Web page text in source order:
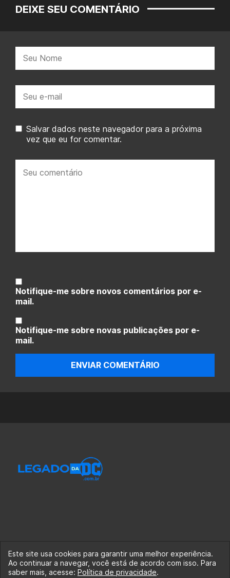
DEIXE SEU COMENTÁRIO
mail:
Salvar dados neste navegador para a próxima
vez que eu for comentar.
comentário:
Notifique-me sobre novos comentários por e-
mail.
Notifique-me sobre novas publicações por e-
mail.
ENVIAR COMENTÁRIO
© 2020-2026 Legado da DC, uma empresa da Legado
Enterprises.
Este site usa cookies para garantir uma melhor experiência.
Ao continuar a navegar, você está de acordo com isso. Para
saber mais, acesse: Política de privacidade.